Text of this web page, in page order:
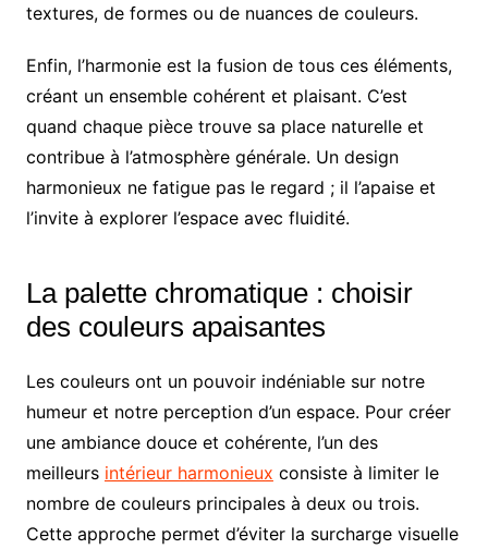
textures, de formes ou de nuances de couleurs.
Enfin, l’harmonie est la fusion de tous ces éléments,
créant un ensemble cohérent et plaisant. C’est
quand chaque pièce trouve sa place naturelle et
contribue à l’atmosphère générale. Un design
harmonieux ne fatigue pas le regard ; il l’apaise et
l’invite à explorer l’espace avec fluidité.
La palette chromatique : choisir
des couleurs apaisantes
Les couleurs ont un pouvoir indéniable sur notre
humeur et notre perception d’un espace. Pour créer
une ambiance douce et cohérente, l’un des
meilleurs intérieur harmonieux consiste à limiter le
nombre de couleurs principales à deux ou trois.
Cette approche permet d’éviter la surcharge visuelle